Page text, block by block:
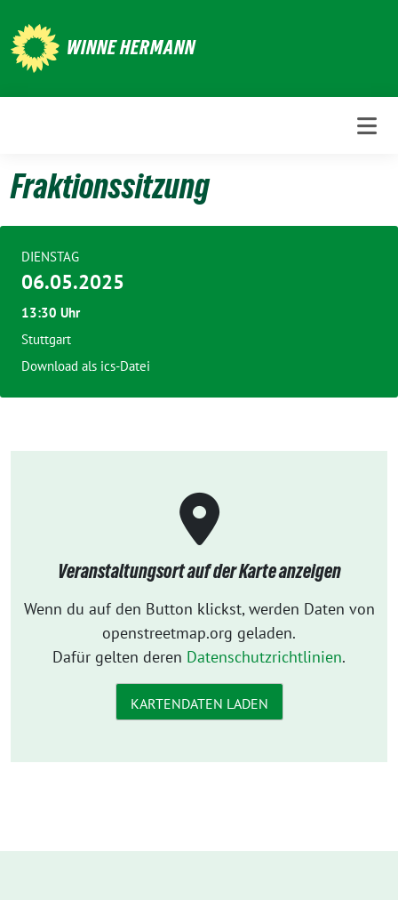
zum
Inhalt
WINNE HERMANN
Fraktionssitzung
DIENSTAG
06.05.2025
13:30 Uhr
Stuttgart
Download als ics-Datei
Veranstaltungsort auf der Karte anzeigen
Wenn du auf den Button klickst, werden Daten von
openstreetmap.org geladen.
Dafür gelten deren Datenschutzrichtlinien.
KARTENDATEN LADEN